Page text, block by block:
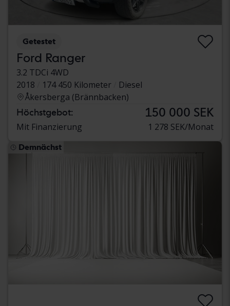
Getestet
Ford Ranger
3.2 TDCi 4WD
2018
174 450 Kilometer
Diesel
Åkersberga (Brännbacken)
Höchstgebot: 150 000 SEK
Mit Finanzierung 1 278 SEK/Monat
Demnächst